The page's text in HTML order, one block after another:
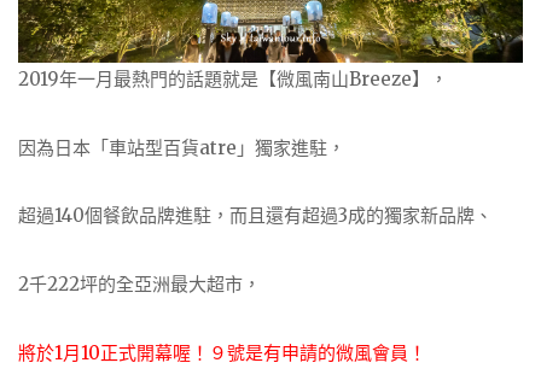
2019年一月最熱門的話題就是【微風南山Breeze】，
因為日本「車站型百貨atre」獨家進駐，
超過140個餐飲品牌進駐，而且還有超過3成的獨家新品牌、
2千222坪的全亞洲最大超市，
將於1月10正式開幕喔！９號是有申請的微風會員！